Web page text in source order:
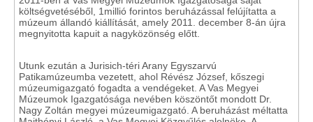
költségvetéséből, 1millió forintos beruházással felújítatta a
múzeum állandó kiállítását, amely 2011. december 8-án újra
megnyitotta kapuit a nagyközönség előtt.
Utunk ezután a Jurisich-téri Arany Egyszarvú
Patikamúzeumba vezetett, ahol Révész József, kőszegi
múzeumigazgató fogadta a vendégeket. A Vas Megyei
Múzeumok Igazgatósága nevében köszöntőt mondott Dr.
Nagy Zoltán megyei múzeumigazgató. A beruházást méltatta